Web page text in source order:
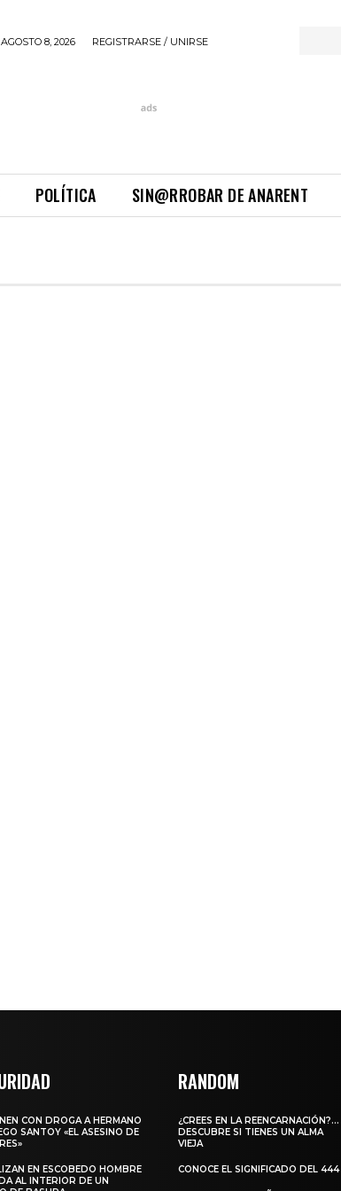
8, 2026 REGISTRARSE / UNIRSE
POLÍTICA SIN@RROBAR DE ANARENT
CON DROGA A HERMANO
SANTOY «EL ASESINO DE
EN ESCOBEDO HOMBRE
AL INTERIOR DE UN
RANDOM
¿CREES EN LA REENCARNACIÓN?…
DESCUBRE SI TIENES UN ALMA
VIEJA
CONOCE EL SIGNIFICADO DEL 444